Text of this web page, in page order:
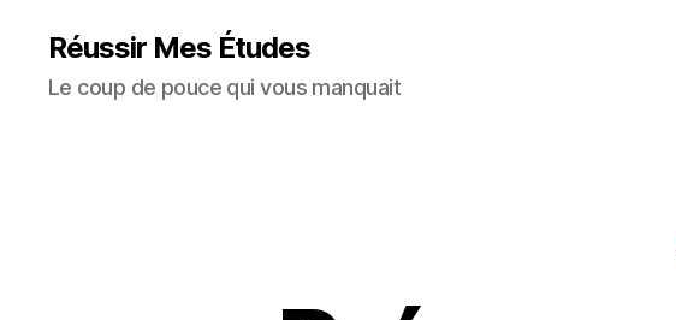
Réussir Mes Études
Le coup de pouce qui vous manquait